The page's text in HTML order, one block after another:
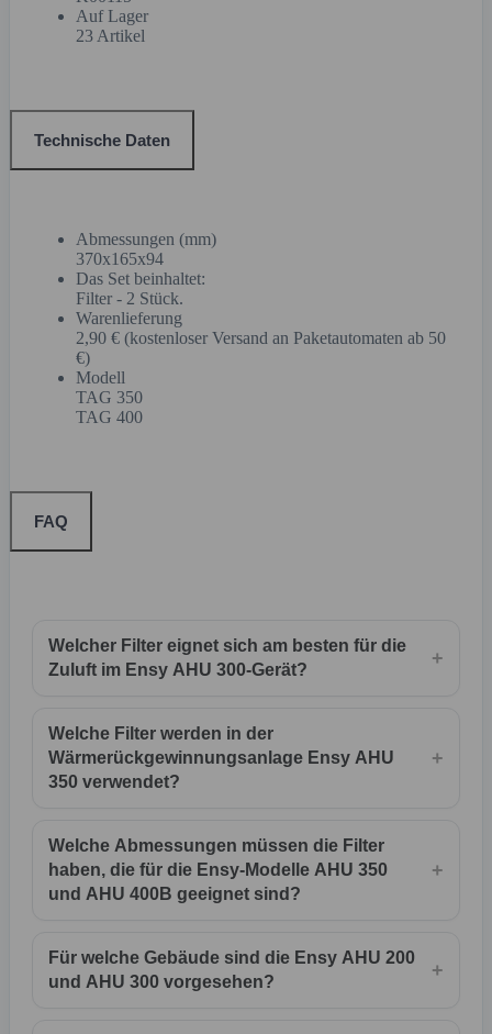
Auf Lager
23 Artikel
Technische Daten
Abmessungen (mm)
370x165x94
Das Set beinhaltet:
Filter - 2 Stück.
Warenlieferung
2,90 € (kostenloser Versand an Paketautomaten ab 50
€)
Modell
TAG 350
TAG 400
FAQ
Welcher Filter eignet sich am besten für die
Zuluft im Ensy AHU 300-Gerät?
+
Welche Filter werden in der
Wärmerückgewinnungsanlage Ensy AHU
350 verwendet?
+
Welche Abmessungen müssen die Filter
haben, die für die Ensy-Modelle AHU 350
und AHU 400B geeignet sind?
+
Für welche Gebäude sind die Ensy AHU 200
und AHU 300 vorgesehen?
+